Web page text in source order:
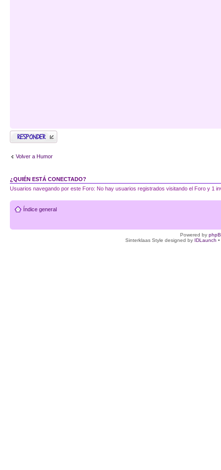
Publicar una
respuesta
Volver a Humor
¿QUIÉN ESTÁ CONECTADO?
Usuarios navegando por este Foro: No hay usuarios registrados visitando el Foro y 1
Índice general
Powered by
Sinterklaas Style designed by IDLaunch